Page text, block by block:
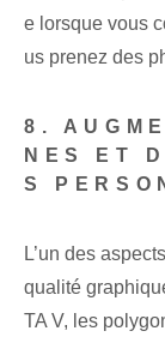
e lorsque vous
us prenez des
8.
NES ET
S
L’un des
qualité
TA V, les